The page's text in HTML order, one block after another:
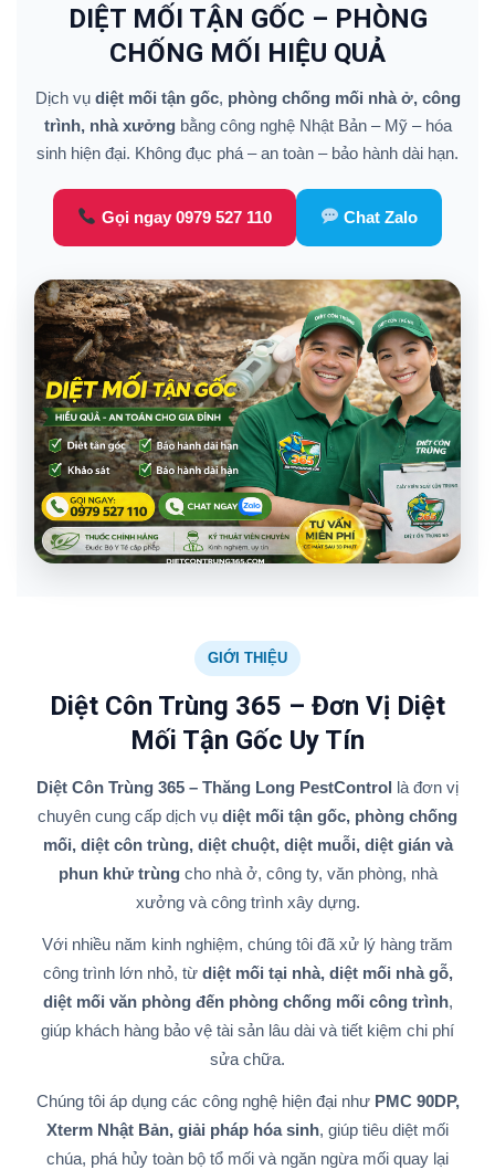
DIỆT MỐI TẬN GỐC – PHÒNG
CHỐNG MỐI HIỆU QUẢ
Dịch vụ diệt mối tận gốc, phòng chống mối nhà ở, công
trình, nhà xưởngbằng công nghệ Nhật Bản – Mỹ – hóa
sinh hiện đại. Không đục phá – an toàn – bảo hành dài hạn.
Gọi ngay 0979 527 110 Chat Zalo
GIỚI THIỆU
Diệt Côn Trùng 365 – Đơn Vị Diệt
Mối Tận Gốc Uy Tín
Diệt Côn Trùng 365 – Thăng Long PestControl là đơn vị
chuyên cung cấp dịch vụ diệt mối tận gốc, phòng chống
mối, diệt côn trùng, diệt chuột, diệt muỗi, diệt gián và
phun khử trùngcho nhà ở, công ty, văn phòng, nhà
xưởng và công trình xây dựng.
Với nhiều năm kinh nghiệm, chúng tôi đã xử lý hàng trăm
công trình lớn nhỏ, từ diệt mối tại nhà, diệt mối nhà gỗ,
diệt mối văn phòng đến phòng chống mối công trình,
giúp khách hàng bảo vệ tài sản lâu dài và tiết kiệm chi phí
sửa chữa.
Chúng tôi áp dụng các công nghệ hiện đại như PMC 90DP,
Xterm Nhật Bản, giải pháp hóa sinh, giúp tiêu diệt mối
chúa, phá hủy toàn bộ tổ mối và ngăn ngừa mối quay lại